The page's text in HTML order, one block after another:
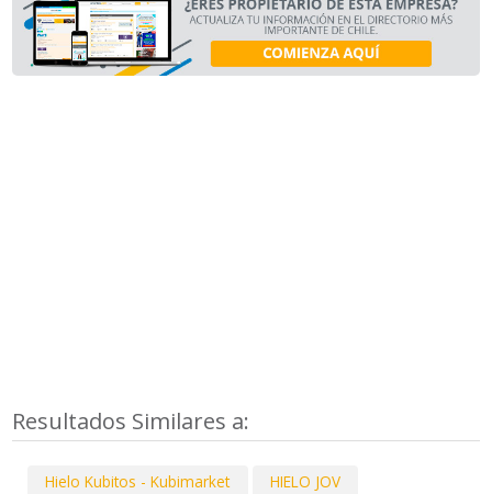
Resultados Similares a:
Hielo Kubitos - Kubimarket
HIELO JOV